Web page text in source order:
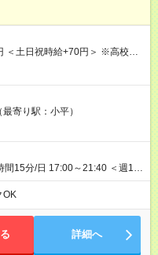
同じです。 ※最大12ヶ月の間
寄り駅：小平）
間15分/日 17:00～21:40 ＜週1日
生は21:30までの勤務 ・シフ
でOK◎ ・週1日もあれば週5日
て働けます！
OK
詳細へ